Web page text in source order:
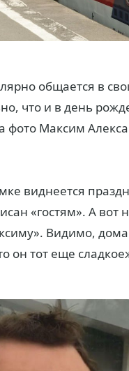
общается в
что и в день
фото Максим
виднеется
«гостям». А
Видимо,
он тот еще